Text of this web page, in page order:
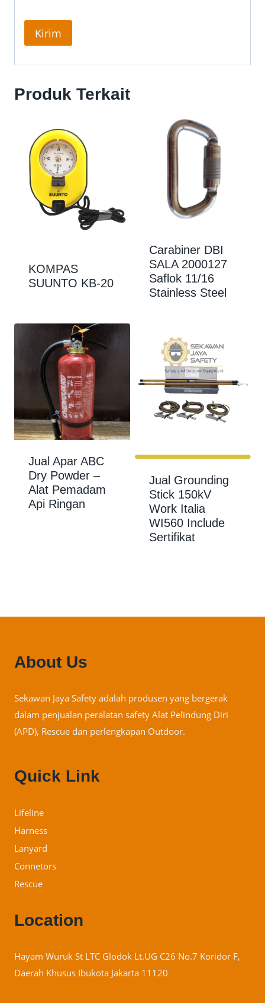
Produk Terkait
KOMPAS
SUUNTO KB-20
Carabiner DBI
SALA 2000127
Saflok 11/16
Stainless Steel
Jual Apar ABC
Dry Powder –
Alat Pemadam
Api Ringan
Jual Grounding
Stick 150kV
Work Italia
WI560 Include
Sertifikat
About Us
Sekawan Jaya Safety adalah produsen yang bergerak
dalam penjualan peralatan safety Alat Pelindung Diri
(APD), Rescue dan perlengkapan Outdoor.
Quick Link
Lifeline
Harness
Lanyard
Connetors
Rescue
Location
Hayam Wuruk St LTC Glodok Lt.UG C26 No.7 Koridor F,
Daerah Khusus Ibukota Jakarta 11120